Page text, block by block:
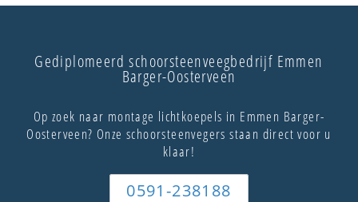
Gediplomeerd schoorsteenveegbedrijf Emmen
Barger-Oosterveen
Op zoek naar montage lichtkoepels in Emmen Barger-
Oosterveen? Onze schoorsteenvegers staan direct voor u
klaar!
0591-238188